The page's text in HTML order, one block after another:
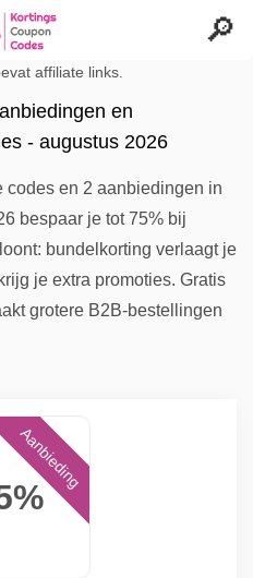
affiliate links.
en
- augustus 2026
codes en 2 aanbiedingen in
bespaar je tot 75% bij
bundelkorting verlaagt je
je extra promoties. Gratis
grotere B2B-bestellingen
Aanbieding